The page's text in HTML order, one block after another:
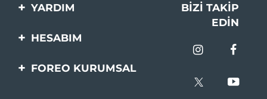
YARDIM
Bi̇zi̇mle İleti̇şi̇me Geçi̇n
BIZI TAKIP
EDIN
HESABIM
Ürün Kaydı
FOREO KURUMSAL